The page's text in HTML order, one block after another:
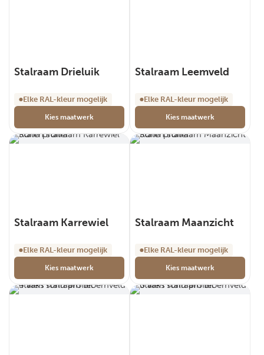
Stalraam Drieluik
Elke RAL-kleur mogelijk
Kies maatwerk
Stalraam Leemveld
Elke RAL-kleur mogelijk
Kies maatwerk
Stalraam Karrewiel
Elke RAL-kleur mogelijk
Kies maatwerk
Stalraam Maanzicht
Elke RAL-kleur mogelijk
Kies maatwerk